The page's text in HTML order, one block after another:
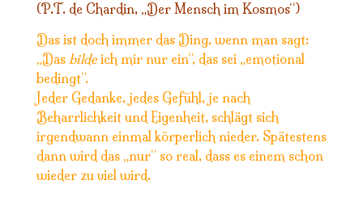
(P.T. de Chardin, „Der Mensch im Kosmos“)
Das ist doch immer das Ding, wenn man sagt:
„Das bildeich mir nur ein“, das sei „emotional
bedingt“.
Jeder Gedanke, jedes Gefühl, je nach
Beharrlichkeit und Eigenheit, schlägt sich
irgendwann einmal körperlich nieder. Spätestens
dann wird das „nur“ so real, dass es einem schon
wieder zu viel wird.